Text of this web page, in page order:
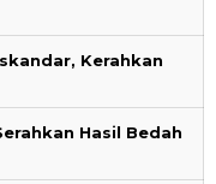
Kerahkan
Hasil Bedah